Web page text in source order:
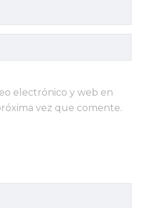
electrónico y web en
vez que comente.